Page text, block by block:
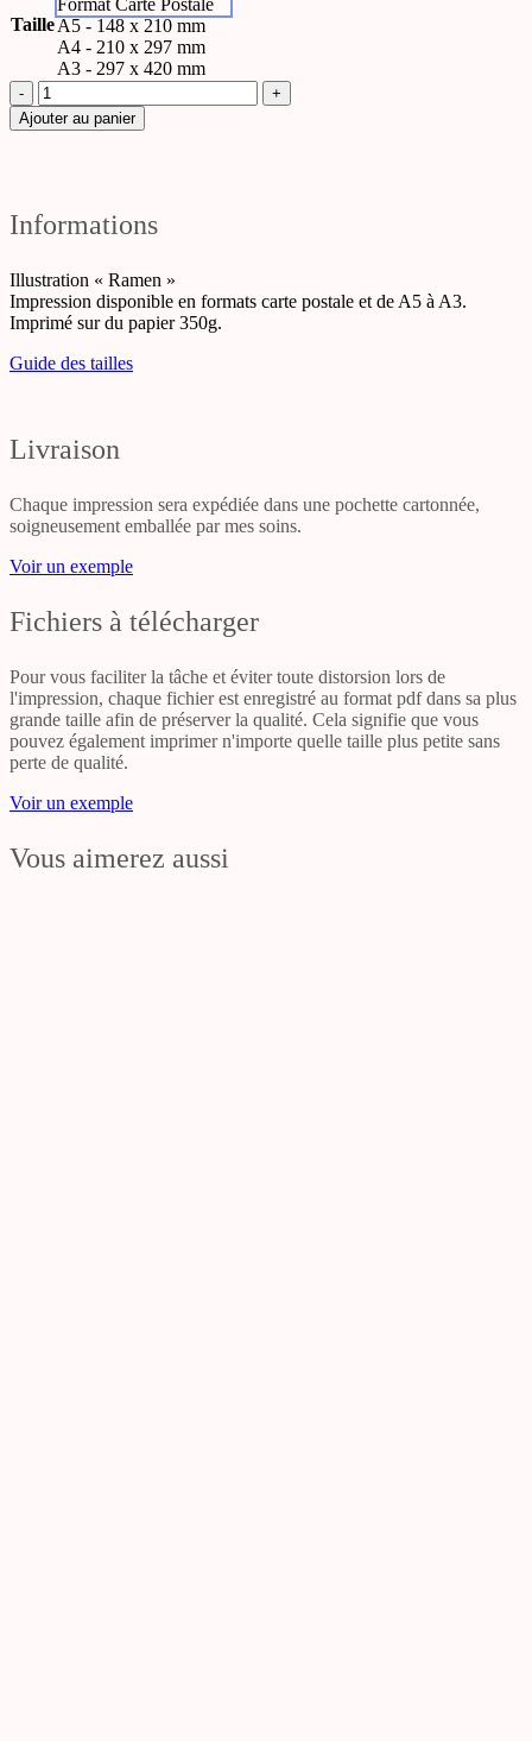
TailleA5 - 148 x 210 mm
A4 - 210 x 297 mm
A3 - 297 x 420 mm
quantité
de
Ramen
Ajouter au panier
Informations
Illustration « Ramen »
Impression disponible en formats carte postale et de A5 à A3.
Imprimé sur du papier 350g.
Guide des tailles
Livraison
Chaque impression sera expédiée dans une pochette cartonnée,
soigneusement emballée par mes soins.
Voir un exemple
Fichiers à télécharger
Pour vous faciliter la tâche et éviter toute distorsion lors de
l'impression, chaque fichier est enregistré au format pdf dans sa plus
grande taille afin de préserver la qualité. Cela signifie que vous
pouvez également imprimer n'importe quelle taille plus petite sans
perte de qualité.
Voir un exemple
Vous aimerez aussi